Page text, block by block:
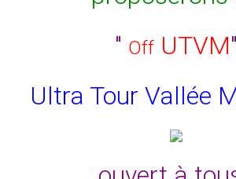
" Off UTVM"
Ultra Tour Vallée